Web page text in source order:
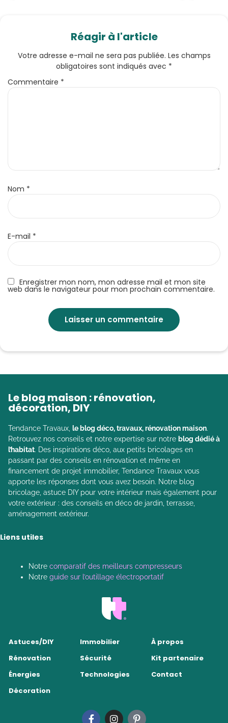
Réagir à l'article
Enregistrer mon nom, mon adresse mail et mon site
web dans le navigateur pour mon prochain commentaire.
Votre adresse e-mail ne sera pas publiée. Les champs
obligatoires sont indiqués avec *
Commentaire *
Nom *
E-mail *
Le blog maison : rénovation,
décoration, DIY
Tendance Travaux, le blog déco, travaux, rénovation maison.
Retrouvez nos conseils et notre expertise sur notre blog dédié à
l’habitat. Des inspirations déco, aux petits bricolages en
passant par des conseils en rénovation et même en
financement de projet immobilier, Tendance Travaux vous
apporte les réponses dont vous avez besoin. Notre blog
bricolage, astuce DIY pour votre intérieur mais également pour
votre extérieur : des conseils en déco de jardin, terrasse,
aménagement extérieur.
Liens utiles
Notre comparatif des meilleurs compresseurs
Notre guide sur l’outillage électroportatif
Astuces/DIY
Rénovation
Énergies
Décoration
Immobilier
Sécurité
Technologies
À propos
Kit partenaire
Contact